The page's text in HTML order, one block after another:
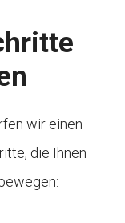
wir einen
die Ihnen